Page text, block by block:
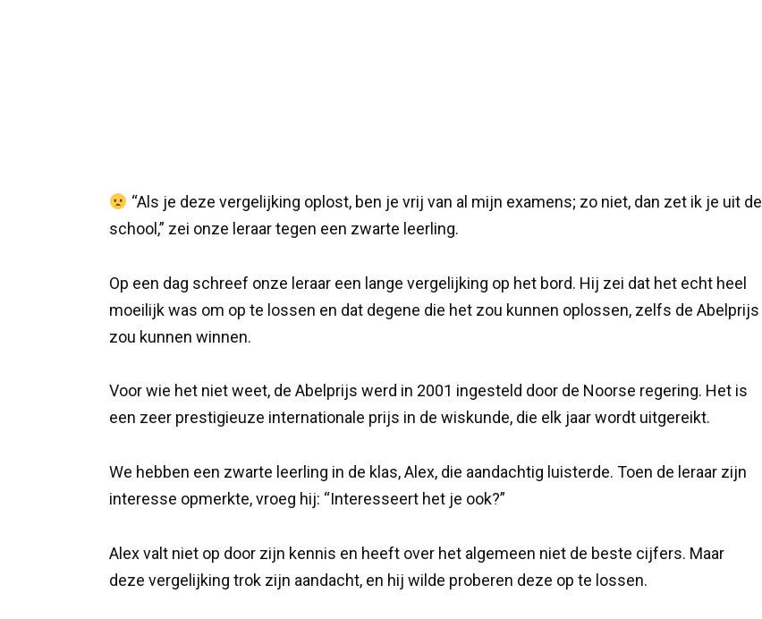
“Als je deze vergelijking oplost, ben je vrij van al mijn examens; zo niet, dan zet ik je uit de
school,” zei onze leraar tegen een zwarte leerling.
Op een dag schreef onze leraar een lange vergelijking op het bord. Hij zei dat het echt heel
moeilijk was om op te lossen en dat degene die het zou kunnen oplossen, zelfs de Abelprijs
zou kunnen winnen.
Voor wie het niet weet, de Abelprijs werd in 2001 ingesteld door de Noorse regering. Het is
een zeer prestigieuze internationale prijs in de wiskunde, die elk jaar wordt uitgereikt.
We hebben een zwarte leerling in de klas, Alex, die aandachtig luisterde. Toen de leraar zijn
interesse opmerkte, vroeg hij: “Interesseert het je ook?”
Alex valt niet op door zijn kennis en heeft over het algemeen niet de beste cijfers. Maar
deze vergelijking trok zijn aandacht, en hij wilde proberen deze op te lossen.